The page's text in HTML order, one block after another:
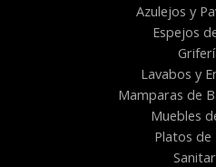
Azulejos y
Espejos
Lavabos y
Mamparas de
Muebles
Platos de